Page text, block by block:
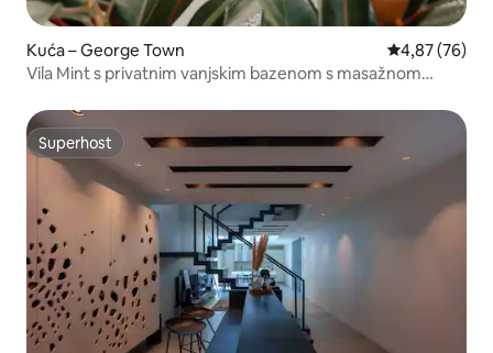
Kuća – George Town Prosječna
4,87 (76)
Vila Mint s privatnim vanjskim bazenom s masažnom
Superhost
Superhost